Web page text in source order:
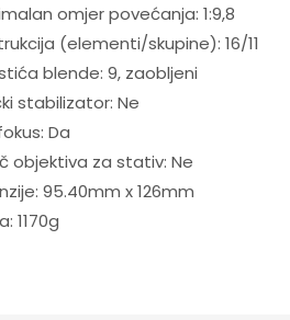
omjer povećanja: 1:9,8
(elementi/skupine): 16/11
blende: 9, zaobljeni
stabilizator: Ne
Da
objektiva za stativ: Ne
95.40mm x 126mm
1170g